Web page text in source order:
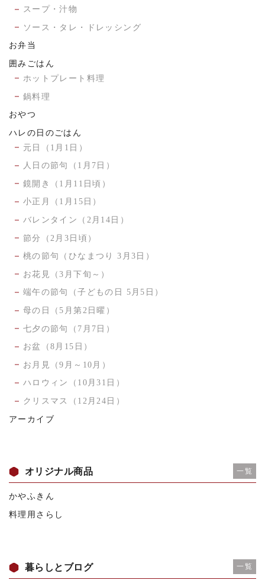
スープ・汁物
ソース・タレ・ドレッシング
お弁当
囲みごはん
ホットプレート料理
鍋料理
おやつ
ハレの日のごはん
元日（1月1日）
人日の節句（1月7日）
鏡開き（1月11日頃）
小正月（1月15日）
バレンタイン（2月14日）
節分（2月3日頃）
桃の節句（ひなまつり 3月3日）
お花見（3月下旬～）
端午の節句（子どもの日 5月5日）
母の日（5月第2日曜）
七夕の節句（7月7日）
お盆（8月15日）
お月見（9月～10月）
ハロウィン（10月31日）
クリスマス（12月24日）
アーカイブ
オリジナル商品 一覧
かやふきん
料理用さらし
暮らしとブログ 一覧